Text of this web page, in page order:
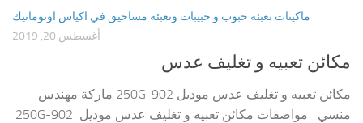
ماكينات تعبئة حبوب و حبيبات وتعبئة مساحيق في اكياس اوتوماتيك
أغسطس 20, 2019
مكائن تعبيه و تغليف عدس
مكائن تعبيه و تغليف عدس موديل 902-250G ماركة مهندس
منسي مواصفات مكائن تعبيه و تغليف عدس موديل 902-250G